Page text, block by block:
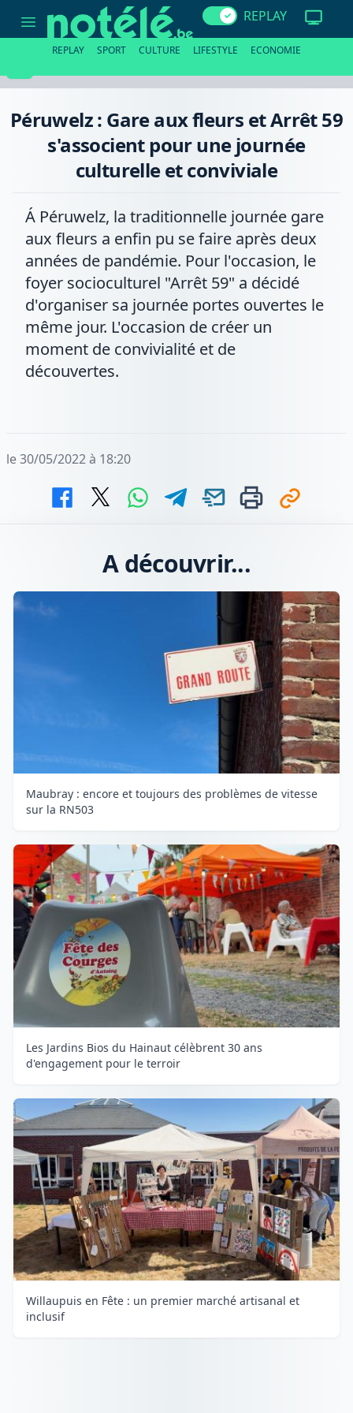
Gare
Arrêt
pour
REPLAY
REPLAY SPORT CULTURE LIFESTYLE ECONOMIE
Péruwelz : Gare aux fleurs et Arrêt 59
s'associent pour une journée
culturelle et conviviale
Á Péruwelz, la traditionnelle journée gare
aux fleurs a enfin pu se faire après deux
années de pandémie. Pour l'occasion, le
foyer socioculturel "Arrêt 59" a décidé
d'organiser sa journée portes ouvertes le
même jour. L'occasion de créer un
moment de convivialité et de
découvertes.
le 30/05/2022 à 18:20
A découvrir...
Maubray : encore et toujours des problèmes de vitesse
sur la RN503
Les Jardins Bios du Hainaut célèbrent 30 ans
d'engagement pour le terroir
Willaupuis en Fête : un premier marché artisanal et
inclusif